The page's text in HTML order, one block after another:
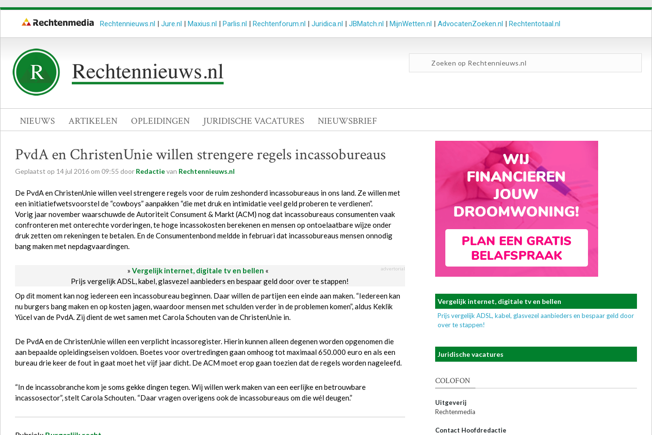
Rechtennieuws.nl | Jure.nl | Maxius.nl | Parlis.nl | Rechtenforum.nl | Juridica.nl | JBMatch.nl | MijnWetten.nl | AdvocatenZoeken.nl | Rechtentotaal.nl
NIEUWS ARTIKELEN OPLEIDINGEN JURIDISCHE VACATURES NIEUWSBRIEF
PvdA en ChristenUnie willen strengere regels incassobureaus
Geplaatst op 14jul 2016 om 09:55 door Redactievan Rechtennieuws.nl
De PvdA en ChristenUnie willen veel strengere regels voor de ruim zeshonderd incassobureaus in ons land. Ze willen met
een initiatiefwetsvoorstel de “cowboys” aanpakken “die met druk en intimidatie veel geld proberen te verdienen”.
Vorig jaar november waarschuwde de Autoriteit Consument & Markt (ACM) nog dat incassobureaus consumenten vaak
confronteren met onterechte vorderingen, te hoge incassokosten berekenen en mensen op ontoelaatbare wijze onder
druk zetten om rekeningen te betalen. En de Consumentenbond meldde in februari dat incassobureaus mensen onnodig
bang maken met nepdagvaardingen.
» Vergelijk internet, digitale tv en bellen « advertorial
Prijs vergelijk ADSL, kabel, glasvezel aanbieders en bespaar geld door over te stappen!
Op dit moment kan nog iedereen een incassobureau beginnen. Daar willen de partijen een einde aan maken. “Iedereen kan
nu burgers bang maken en op kosten jagen, waardoor mensen met schulden verder in de problemen komen”, aldus Keklik
Yücel van de PvdA. Zij dient de wet samen met Carola Schouten van de ChristenUnie in.
De PvdA en de ChristenUnie willen een verplicht incassoregister. Hierin kunnen alleen degenen worden opgenomen die
aan bepaalde opleidingseisen voldoen. Boetes voor overtredingen gaan omhoog tot maximaal 650.000 euro en als een
bureau drie keer de fout in gaat moet het vijf jaar dicht. De ACM moet erop gaan toezien dat de regels worden nageleefd.
“In de incassobranche kom je soms gekke dingen tegen. Wij willen werk maken van een eerlijke en betrouwbare
incassosector”, stelt Carola Schouten. “Daar vragen overigens ook de incassobureaus om die wél deugen.”
Vergelijk internet, digitale tv en bellen
Prijs vergelijk ADSL, kabel, glasvezel aanbieders en bespaar geld door
over te stappen!
Juridische vacatures
COLOFON
Uitgeverij
Rechtenmedia
Contact Hoofdredactie